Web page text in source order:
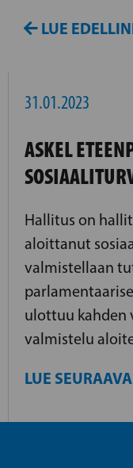
LUE
31.01.2023
ASKEL
Hallitus on
aloittanut
valmistellaan
ulottuu kahden
valmistelu
LUE